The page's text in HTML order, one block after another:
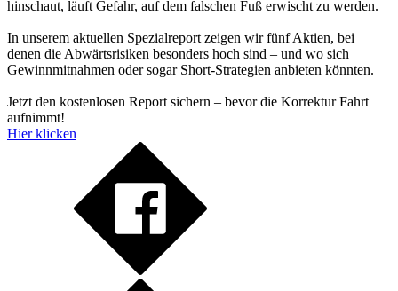
hinschaut, läuft Gefahr, auf dem falschen Fuß erwischt zu werden.
In unserem aktuellen Spezialreport zeigen wir fünf Aktien, bei
denen die Abwärtsrisiken besonders hoch sind – und wo sich
Gewinnmitnahmen oder sogar Short-Strategien anbieten könnten.
Jetzt den kostenlosen Report sichern – bevor die Korrektur Fahrt
aufnimmt!
Hier klicken